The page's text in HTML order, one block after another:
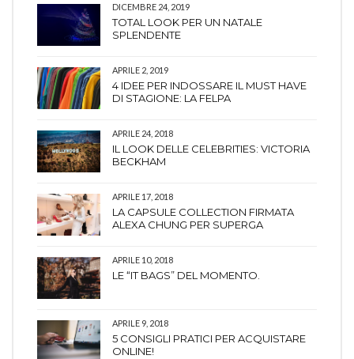
DICEMBRE 24, 2019
TOTAL LOOK PER UN NATALE
SPLENDENTE
APRILE 2, 2019
4 IDEE PER INDOSSARE IL MUST HAVE
DI STAGIONE: LA FELPA
APRILE 24, 2018
IL LOOK DELLE CELEBRITIES: VICTORIA
BECKHAM
APRILE 17, 2018
LA CAPSULE COLLECTION FIRMATA
ALEXA CHUNG PER SUPERGA
APRILE 10, 2018
LE “IT BAGS” DEL MOMENTO.
APRILE 9, 2018
5 CONSIGLI PRATICI PER ACQUISTARE
ONLINE!